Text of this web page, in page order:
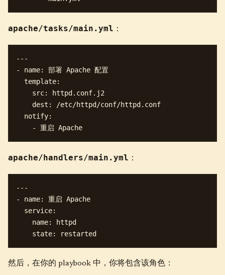
apache/tasks/main.yml ：
---
- name: 部署 Apache 配置
  template:
    src: httpd.conf.j2
    dest: /etc/httpd/conf/httpd.conf
  notify:
apache/handlers/main.yml ：
---
- name: 重启 Apache
  service:
    name: httpd
然后，在你的 playbook 中，你将包含该角色：